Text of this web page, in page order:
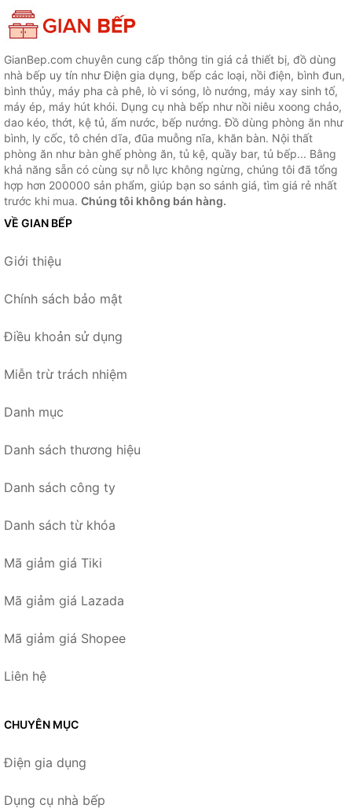
GianBep.com chuyên cung cấp thông tin giá cả thiết bị, đồ dùng
nhà bếp uy tín như Điện gia dụng, bếp các loại, nồi điện, bình đun,
bình thủy, máy pha cà phê, lò vi sóng, lò nướng, máy xay sinh tố,
máy ép, máy hút khói. Dụng cụ nhà bếp như nồi niêu xoong chảo,
dao kéo, thớt, kệ tủ, ấm nước, bếp nướng. Đồ dùng phòng ăn như
bình, ly cốc, tô chén dĩa, đũa muỗng nĩa, khăn bàn. Nội thất
phòng ăn như bàn ghế phòng ăn, tủ kệ, quầy bar, tủ bếp... Bằng
khả năng sẵn có cùng sự nỗ lực không ngừng, chúng tôi đã tổng
hợp hơn 200000 sản phẩm, giúp bạn so sánh giá, tìm giá rẻ nhất
trước khi mua. Chúng tôi không bán hàng.
VỀ GIAN BẾP
Giới thiệu
Chính sách bảo mật
Điều khoản sử dụng
Miễn trừ trách nhiệm
Danh mục
Danh sách thương hiệu
Danh sách công ty
Danh sách từ khóa
Mã giảm giá Tiki
Mã giảm giá Lazada
Mã giảm giá Shopee
Liên hệ
CHUYÊN MỤC
Điện gia dụng
Dụng cụ nhà bếp